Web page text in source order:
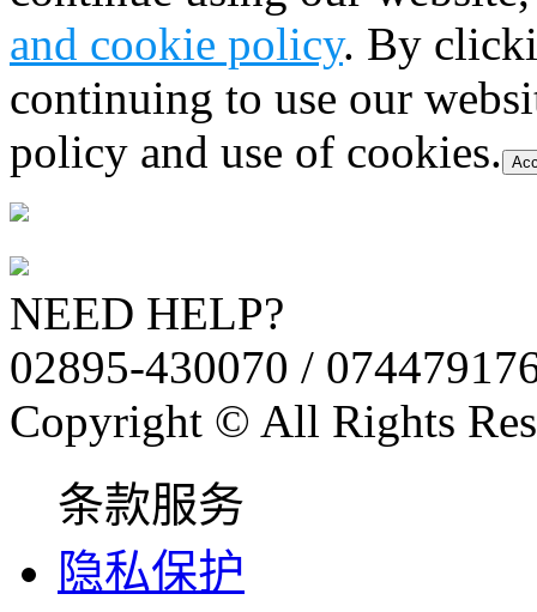
and cookie policy. By
continuing to use our
policy and use of cookies.
NEED HELP?
02895-430070 /
Copyright © All Rights
条款服务
隐私保护